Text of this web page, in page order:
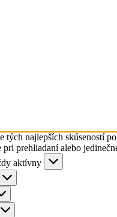
tých najlepších skúseností
pri prehliadaní alebo
aktívny